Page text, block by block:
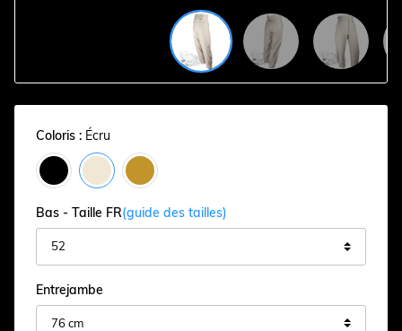
Coloris : Écru
Bas - Taille FR(guide des tailles)
Entrejambe